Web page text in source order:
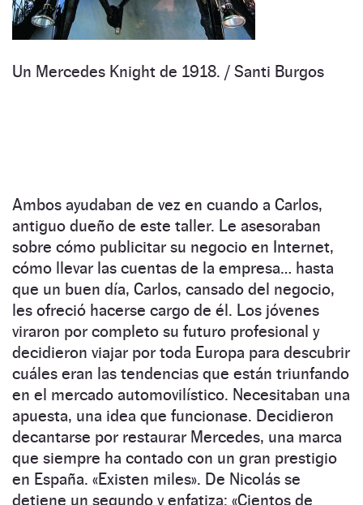
Un Mercedes Knight de 1918. / Santi Burgos
Ambos ayudaban de vez en cuando a Carlos,
antiguo dueño de este taller. Le asesoraban
sobre cómo publicitar su negocio en Internet,
cómo llevar las cuentas de la empresa… hasta
que un buen día, Carlos, cansado del negocio,
les ofreció hacerse cargo de él. Los jóvenes
viraron por completo su futuro profesional y
decidieron viajar por toda Europa para descubrir
cuáles eran las tendencias que están triunfando
en el mercado automovilístico. Necesitaban una
apuesta, una idea que funcionase. Decidieron
decantarse por restaurar Mercedes, una marca
que siempre ha contado con un gran prestigio
en España. «Existen miles». De Nicolás se
detiene un segundo y enfatiza: «Cientos de